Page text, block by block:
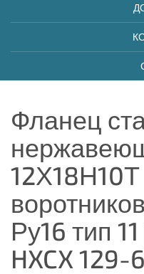
Фланец
12Х18Н10Т
Ру16 тип
HXCX 129-